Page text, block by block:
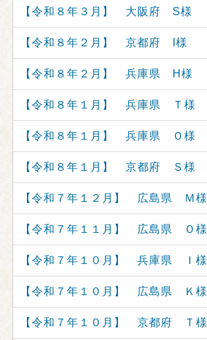
【令和８年３月】 大阪府 S様
【令和８年２月】 京都府 I様
【令和８年２月】 兵庫県 H様
【令和８年１月】 兵庫県 Ｔ様
【令和８年１月】 兵庫県 Ｏ様
【令和８年１月】 京都府 Ｓ様
【令和７年１２月】 広島県 Ｍ様
【令和７年１１月】 広島県 Ｏ様
【令和７年１０月】 兵庫県 Ｉ様
【令和７年１０月】 広島県 Ｋ様
【令和７年１０月】 京都府 Ｔ様